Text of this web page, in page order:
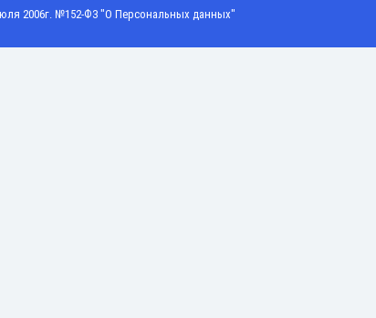
2006г. №152-Ф3 "О Персональных данных"